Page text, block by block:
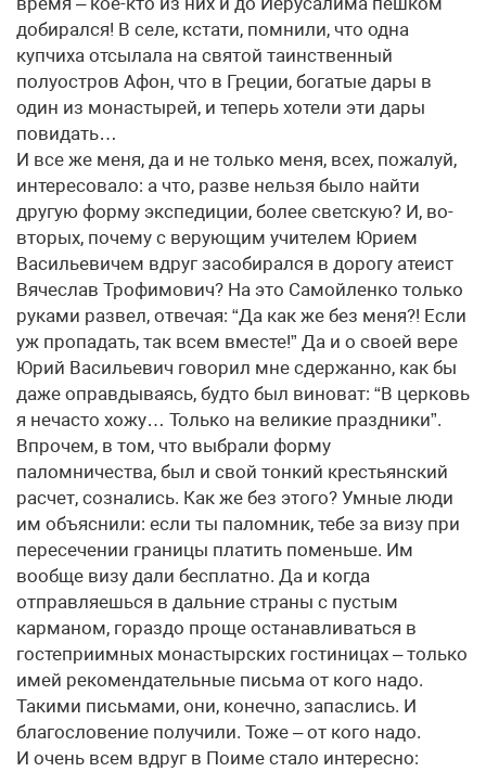
добирался! В селе, кстати, помнили, что одна
купчиха отсылала на святой таинственный
полуостров Афон, что в Греции, богатые дары в
один из монастырей, и теперь хотели эти дары
повидать…
И все же меня, да и не только меня, всех, пожалуй,
интересовало: а что, разве нельзя было найти
другую форму экспедиции, более светскую? И, во-
вторых, почему с верующим учителем Юрием
Васильевичем вдруг засобирался в дорогу атеист
Вячеслав Трофимович? На это Самойленко только
руками развел, отвечая: “Да как же без меня?! Если
уж пропадать, так всем вместе!” Да и о своей вере
Юрий Васильевич говорил мне сдержанно, как бы
даже оправдываясь, будто был виноват: “В церковь
я нечасто хожу… Только на великие праздники”.
Впрочем, в том, что выбрали форму
паломничества, был и свой тонкий крестьянский
расчет, сознались. Как же без этого? Умные люди
им объяснили: если ты паломник, тебе за визу при
пересечении границы платить поменьше. Им
вообще визу дали бесплатно. Да и когда
отправляешься в дальние страны с пустым
карманом, гораздо проще останавливаться в
гостеприимных монастырских гостиницах – только
имей рекомендательные письма от кого надо.
Такими письмами, они, конечно, запаслись. И
благословение получили. Тоже – от кого надо.
И очень всем вдруг в Поиме стало интересно: